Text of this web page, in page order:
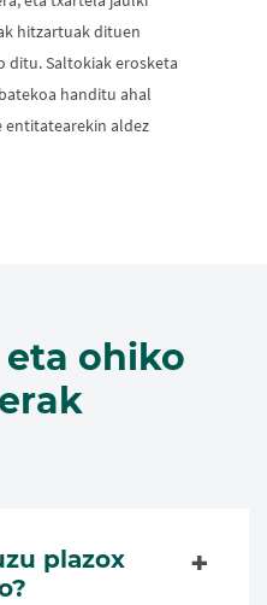
hitzartuak dituen
ditu. Saltokiak erosketa
handitu ahal
entitatearekin aldez
ohiko
plazox